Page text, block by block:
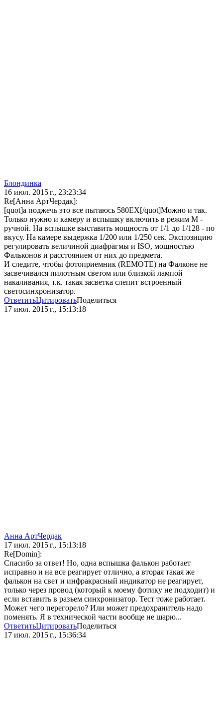
Блoндинка
16 июл. 2015 г., 23:23:34
Re[Анна АртЧердак]:
[quot]а поджечь это все пытаюсь 580EX[/quot]Можно и так.
Только нужно и камеру и вспышку включить в режим М -
ручной. На вспышке выставить мощность от 1/1 до 1/128 - по
вкусу. На камере выдержка 1/200 или 1/250 сек. Экспозицию
регулировать величиной диафрагмы и ISO, мощностью
Фальконов и расстоянием от них до предмета.
И следите, чтобы фотоприемник (REMOTE) на Фалконе не
засвечивался пилотным светом или близкой лампой
накаливания, т.к. такая засветка слепит встроенный
светосинхронизатор.
ОтветитьЦитироватьПоделиться
17 июл. 2015 г., 15:13:18
Анна АртЧердак
17 июл. 2015 г., 15:13:18
Re[Domin]:
Спасибо за ответ! Но, одна вспышка фалькон работает
исправно и на все реагирует отлично, а вторая такая же
фалькон на свет и инфракрасный индикатор не реагирует,
только через провод (который к моему фотику не подходит) и
если вставить в разъем синхронизатор. Тест тоже работает.
Может чего перегорело? Или может предохранитель надо
поменять. Я в технической части вообще не шарю...
ОтветитьЦитироватьПоделиться
17 июл. 2015 г., 15:36:34